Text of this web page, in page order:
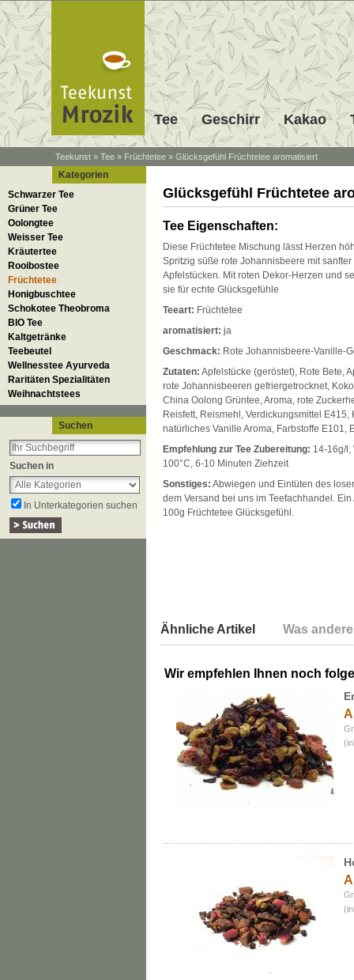
Tee Geschirr Kakao
Teekunst » Tee » Früchtetee » Glücksgefühl Früchtetee aromatisiert
Kategorien
Schwarzer Tee
Grüner Tee
Oolongtee
Weisser Tee
Kräutertee
Rooibostee
Früchtetee
Honigbuschtee
Schokotee Theobroma
BIO Tee
Kaltgetränke
Teebeutel
Wellnesstee Ayurveda
Raritäten Spezialitäten
Weihnachtstees
Suchen
Suchen in
In Unterkategorien suchen
Glücksgefühl Früchtetee
Tee Eigenschaften:
Diese Früchtetee Mischung lässt Herzen
Spritzig süße rote Johannisbeere mit
Apfelstücken. Mit roten Dekor-Herzen und
sie für echte Glücksgefühle
Teeart: Früchtetee
aromatisiert: ja
Geschmack: Rote Johannisbeere-Vanille-
Zutaten: Apfelstücke (geröstet), Rote Bete,
rote Johannisbeeren gefriergetrocknet,
China Oolong Grüntee, Aroma, rote
Reisfett, Reismehl, Verdickungsmittel E415,
natürliches Vanille Aroma, Farbstoffe E101,
Empfehlung zur Tee Zubereitung: 14-16g/l,
100°C, 6-10 Minuten Ziehzeit
Sonstiges: Abwiegen und Eintüten des
dem Versand bei uns im Teefachhandel.
100g Früchtetee Glücksgefühl.
Ähnliche Artikel Was
Wir empfehlen Ihnen noch